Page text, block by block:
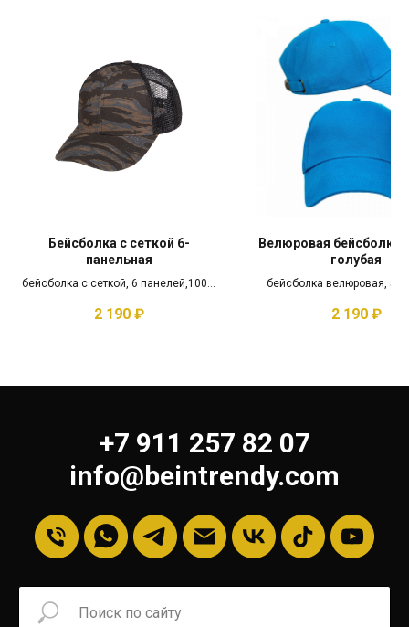
Бейсболка с сеткой 6-
панельная
бейсболка с сеткой, 6 панелей,100%
2 190 ₽
Велюровая бейсболка
голубая
бейсболка велюровая, 5
2 190 ₽
+7 911 257 82 07
info@beintrendy.com